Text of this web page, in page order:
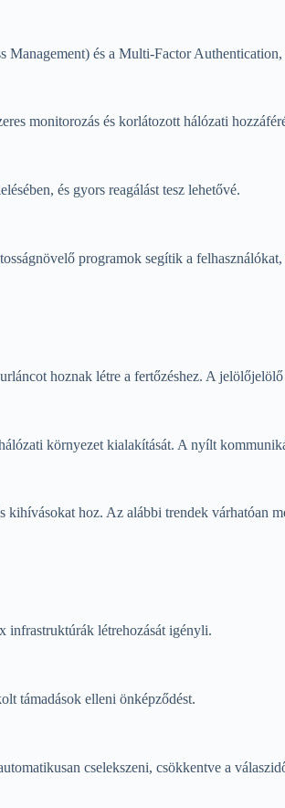
és a Multi-Factor Authentication,
monitorozás és korlátozott hálózati
és gyors reagálást tesz lehetővé.
programok segítik a
hoznak létre a fertőzéshez. A
környezet kialakítását. A nyílt
hoz. Az alábbi trendek várhatóan
infrastruktúrák létrehozását igényli.
támadások elleni önképződést.
cselekszeni, csökkentve a